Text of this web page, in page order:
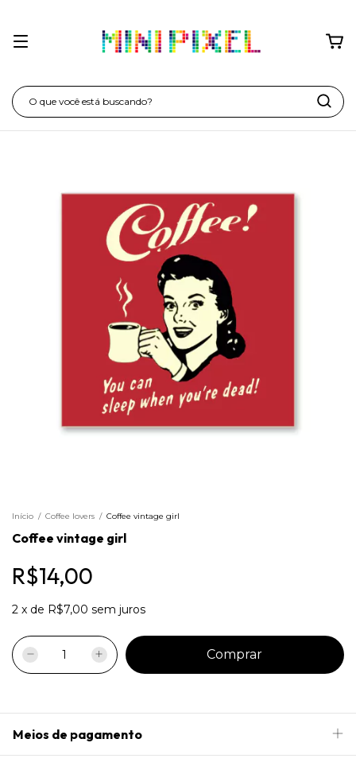
Início / Coffee lovers / Coffee vintage girl
Coffee vintage girl
R$14,00
2 x de R$7,00 sem juros
Meios de pagamento